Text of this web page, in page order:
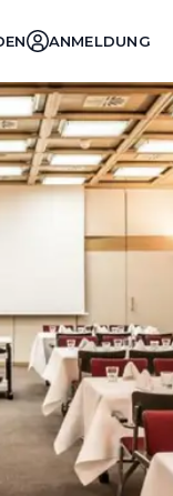
ANMELDUNG